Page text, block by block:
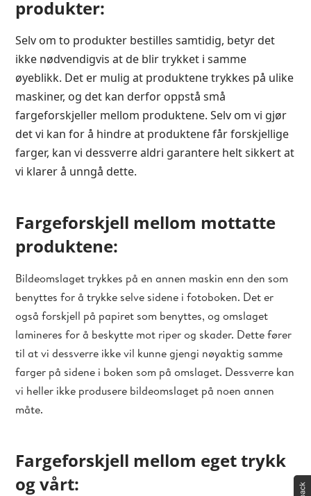
produkter:
Selv om to produkter bestilles samtidig, betyr det
ikke nødvendigvis at de blir trykket i samme
øyeblikk. Det er mulig at produktene trykkes på ulike
maskiner, og det kan derfor oppstå små
fargeforskjeller mellom produktene. Selv om vi gjør
det vi kan for å hindre at produktene får forskjellige
farger, kan vi dessverre aldri garantere helt sikkert at
vi klarer å unngå dette.
Fargeforskjell mellom mottatte
produktene:
Bildeomslaget trykkes på en annen maskin enn den som
benyttes for å trykke selve sidene i fotoboken. Det er
også forskjell på papiret som benyttes, og omslaget
lamineres for å beskytte mot riper og skader. Dette fører
til at vi dessverre ikke vil kunne gjengi nøyaktig samme
farger på sidene i boken som på omslaget. Dessverre kan
vi heller ikke produsere bildeomslaget på noen annen
måte.
Fargeforskjell mellom eget trykk
og vårt: